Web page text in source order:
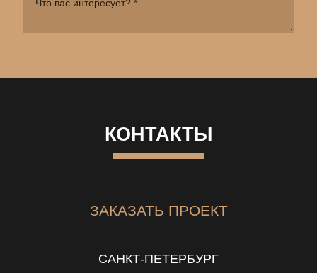
КОНТАКТЫ
ЗАКАЗАТЬ ПРОЕКТ
САНКТ-ПЕТЕРБУРГ